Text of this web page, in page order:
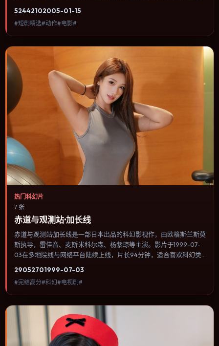
视听语言统一，可作为休闲观影或类型片补片的选择。
52442102005-01-15
#短剧精选#动作#电影#
热门科幻片
7 张
赤道与观测站·加长线
赤道与观测站·加长线是一部日本出品的科幻影视作，由欧格斯·兰斯莫
斯执导，雷佳音、麦斯·米科尔森、杨紫琼等主演。影片于1999-07-
03在多地院线与网络平台陆续上线，片长94分钟，适合喜欢科幻类
与情节推进，节奏与视听语言统一，可作为休闲观影或类型片补片的
选择。
29052701999-07-03
#完结高分#科幻#电视剧#